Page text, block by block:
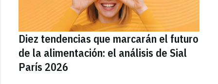
Diez tendencias que marcarán el futuro
de la alimentación: el análisis de Sial
París 2026